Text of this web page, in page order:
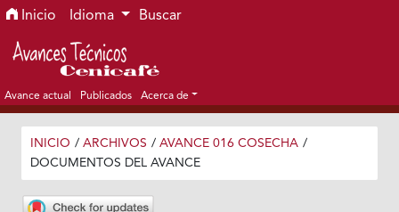
Ir al menú de navegación principal
Ir al contenido principal
Ir al pie de página del sitio
Inicio Idioma Buscar
Avance actual Publicados Acerca de
INICIO / ARCHIVOS / AVANCE 016 COSECHA /
DOCUMENTOS DEL AVANCE